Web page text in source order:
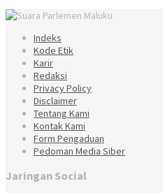
Indeks
Kode Etik
Karir
Redaksi
Privacy Policy
Disclaimer
Tentang Kami
Kontak Kami
Form Pengaduan
Pedoman Media Siber
Jaringan Social